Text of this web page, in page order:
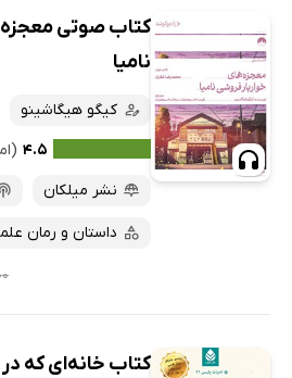
کتاب صوتی
نامیا
کیگو هیگاشینو
۴.۵
نشر میلکان
داستان و رمان
کتاب خانه‌ای که